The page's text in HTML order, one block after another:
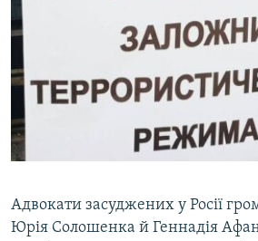
СПЕЦПРОЕКТИ
ВІДЕОУРОКИ «ELIFBE»
УКРАЇНСЬКА ПРОБЛЕМА КРИМУ
ЯК ОБІЙТИ БЛОКУВАННЯ
Русский
Qırımtatar
Адвокати засуджених у Росії
Юрія Солошенка й Геннадія